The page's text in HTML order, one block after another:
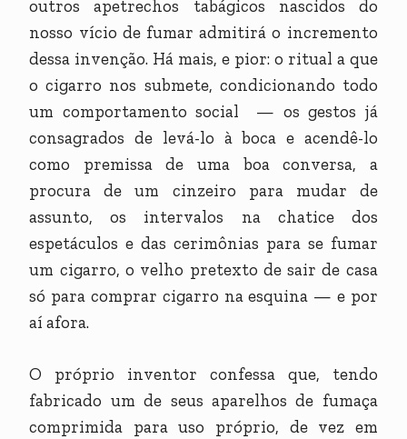
outros apetrechos tabágicos nascidos do
nosso vício de fumar admitirá o incremento
dessa invenção. Há mais, e pior: o ritual a que
o cigarro nos submete, condicionando todo
um comportamento social — os gestos já
consagrados de levá-lo à boca e acendê-lo
como premissa de uma boa conversa, a
procura de um cinzeiro para mudar de
assunto, os intervalos na chatice dos
espetáculos e das cerimônias para se fumar
um cigarro, o velho pretexto de sair de casa
só para comprar cigarro na esquina — e por
aí afora.
O próprio inventor confessa que, tendo
fabricado um de seus aparelhos de fumaça
comprimida para uso próprio, de vez em